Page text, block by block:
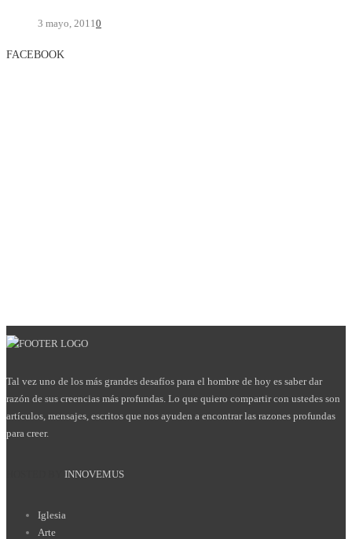
3 mayo, 2011 0
FACEBOOK
Tal vez uno de los más grandes desafíos para el hombre de hoy es saber dar
razón de sus creencias más profundas. Lo que quiero compartir con ustedes son
artículos, mensajes, escritos que nos ayuden a encontrar las razones profundas
para creer.
INNOVEMUS
Iglesia
Arte